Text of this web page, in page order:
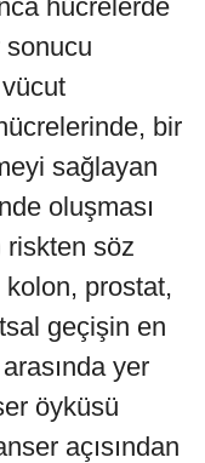
hücrelerde
bir
sağlayan
oluşması
riskten söz
prostat,
geçişin en
yer
öyküsü
açısından